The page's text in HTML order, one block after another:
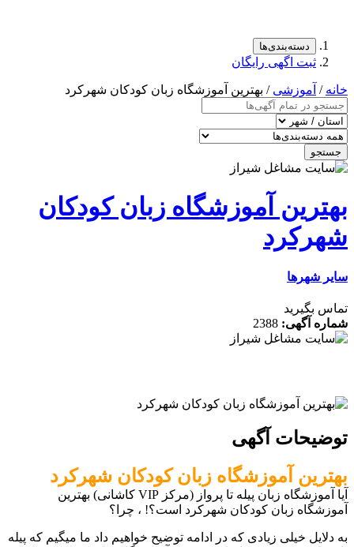
اگهی رایگان
/ بهترین آموزشگاه زبان کودکان شهرکرد
آموزشگاه زبان کودکان
2388
آگهی
آموزشگاه زبان کودکان شهرکرد
آیا آموزشگاه زبان پیله تا پرواز (مرکز VIP کاشانی) بهترین
زبان کودکان شهرکرد است؟! ، چرا؟
خیلی زیادی که در ادامه توضیح خواهیم داد ما میگیم که پیله